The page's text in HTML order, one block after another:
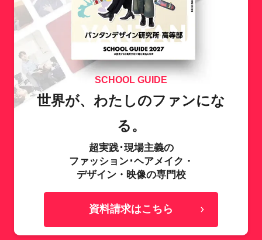
SCHOOL GUIDE
世界が、わたしのファンにな
る。
超実践･現場主義の
ファッション･ヘアメイク・
デザイン・映像の専門校
資料請求はこちら